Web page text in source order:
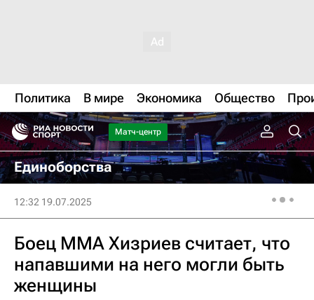
Политика В мире Экономика Общество
Матч-центр
Единоборства
12:32 19.07.2025
Боец MMA Хизриев считает, что
напавшими на него могли быть
женщины